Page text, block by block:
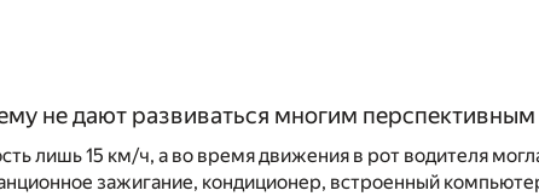
не дают развиваться многим
лишь 15 км/ч, а во время движения в рот водителя
зажигание, кондиционер, встроенный